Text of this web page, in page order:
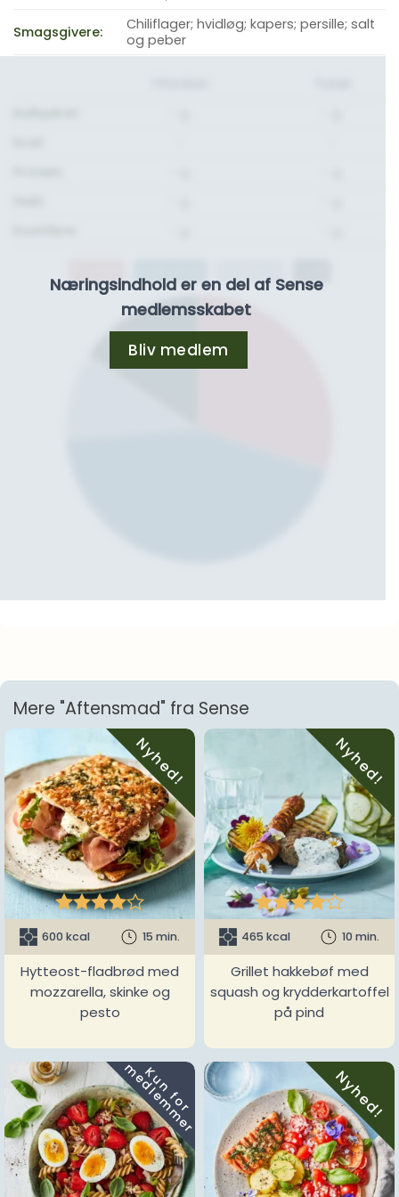
Smagsgivere:
Chiliflager; hvidløg; kapers; persille; salt
og peber
Næringsindhold er en del af Sense
medlemsskabet
Bliv medlem
Mere "Aftensmad" fra Sense
Nyhed!

600 kcal 15 min.
Hytteost-fladbrød med
mozzarella, skinke og
pesto
Nyhed!

465 kcal 10 min.
Grillet hakkebøf med
squash og krydderkartoffel
på pind
K
u
n
f
o
r
m
e
d
l
e
m
m
e
r Nyhed!